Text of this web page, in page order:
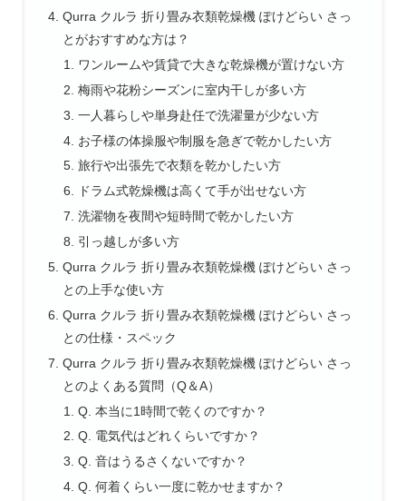
Qurra クルラ 折り畳み衣類乾燥機 ぽけどらい さっ
とがおすすめな方は？
ワンルームや賃貸で大きな乾燥機が置けない方
梅雨や花粉シーズンに室内干しが多い方
一人暮らしや単身赴任で洗濯量が少ない方
お子様の体操服や制服を急ぎで乾かしたい方
旅行や出張先で衣類を乾かしたい方
ドラム式乾燥機は高くて手が出せない方
洗濯物を夜間や短時間で乾かしたい方
引っ越しが多い方
Qurra クルラ 折り畳み衣類乾燥機 ぽけどらい さっ
との上手な使い方
Qurra クルラ 折り畳み衣類乾燥機 ぽけどらい さっ
との仕様・スペック
Qurra クルラ 折り畳み衣類乾燥機 ぽけどらい さっ
とのよくある質問（Q＆A）
Q. 本当に1時間で乾くのですか？
Q. 電気代はどれくらいですか？
Q. 音はうるさくないですか？
Q. 何着くらい一度に乾かせますか？